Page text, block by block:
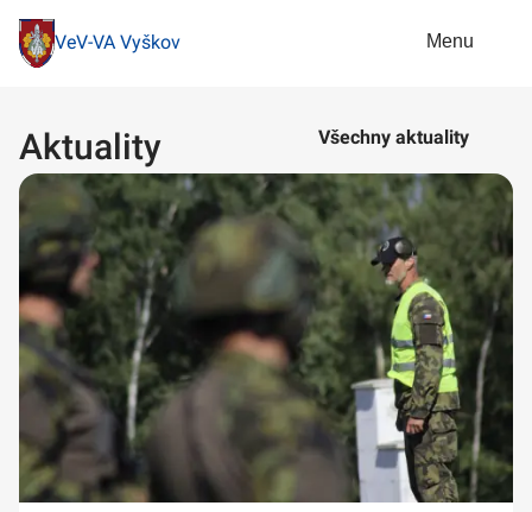
VeV-VA Vyškov Menu
Aktuality Všechny aktuality